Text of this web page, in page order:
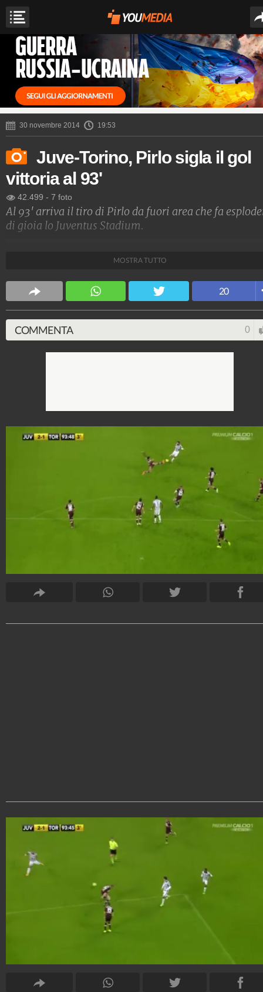
30 novembre 2014 19:53
Juve-Torino, Pirlo sigla il gol
vittoria al 93'
42.499 - 7 foto
Al 93' arriva il tiro di Pirlo da fuori area che fa
di gioia lo Juventus Stadium.
962 foto
MOSTRA TUTTO
20
COMMENTA 0